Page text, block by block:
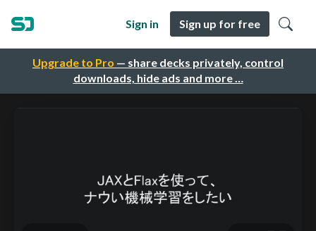
Upgrade to Pro — share decks privately, control
downloads, hide ads and more …
Sign in Sign up for free